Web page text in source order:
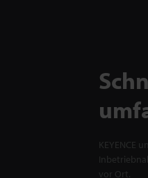
KEYENCE
vor Ort.